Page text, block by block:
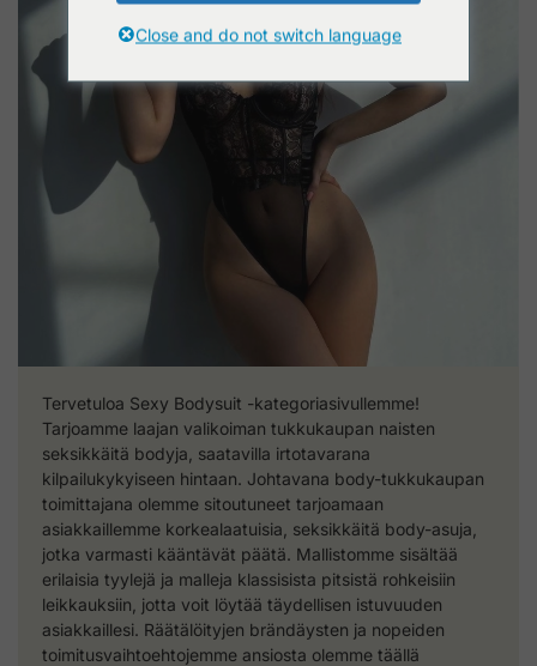
Tervetuloa Sexy Bodysuit -kategoriasivullemme!
Tarjoamme laajan valikoiman tukkukaupan naisten
seksikkäitä bodyja, saatavilla irtotavarana
kilpailukykyiseen hintaan. Johtavana body-tukkukaupan
toimittajana olemme sitoutuneet tarjoamaan
asiakkaillemme korkealaatuisia, seksikkäitä body-asuja,
jotka varmasti kääntävät päätä. Mallistomme sisältää
erilaisia tyylejä ja malleja klassisista pitsistä rohkeisiin
leikkauksiin, jotta voit löytää täydellisen istuvuuden
asiakkaillesi. Räätälöityjen brändäysten ja nopeiden
toimitusvaihtoehtojemme ansiosta olemme täällä
Close and do not switch language